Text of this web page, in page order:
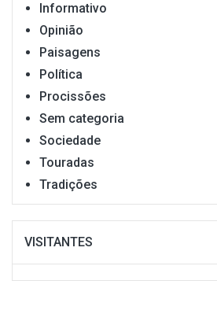
Informativo
Opinião
Paisagens
Política
Procissões
Sem categoria
Sociedade
Touradas
Tradições
VISITANTES